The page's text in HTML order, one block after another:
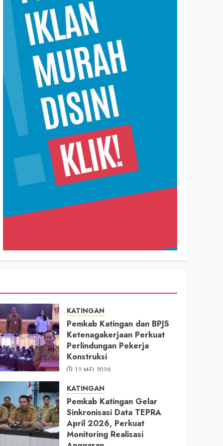
KATINGAN
Pemkab Katingan dan BPJS
Ketenagakerjaan Perkuat
Perlindungan Pekerja
Konstruksi
12 MEI 2026
KATINGAN
Pemkab Katingan Gelar
Sinkronisasi Data TEPRA
April 2026, Perkuat
Monitoring Realisasi